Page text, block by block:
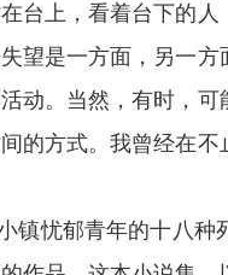
台上，看着台下的
望是一方面，另一
动。当然，有时，
的方式。我曾经在
镇忧郁青年的十八